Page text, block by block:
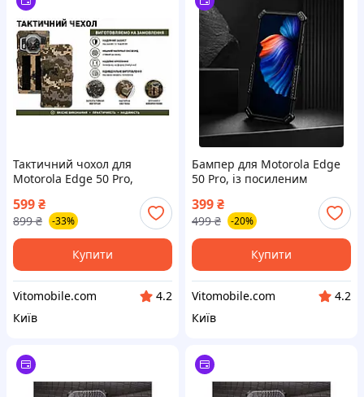
Тактичний чохол для
Motorola Edge 50 Pro,
кріпиться до спорядження
на липучці
599₴
899 ₴ -33%
Купити
Vitomobile.com
4.2
Київ
Бампер для Motorola Edge
50 Pro, із посиленим
399₴
499 ₴ -20%
Купити
Vitomobile.com
4.2
Київ